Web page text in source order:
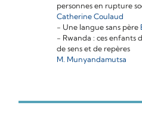
personnes en rupture
Catherine Coulaud
- Une langue sans père
- Rwanda : ces enfants
de sens et de repères
M. Munyandamutsa